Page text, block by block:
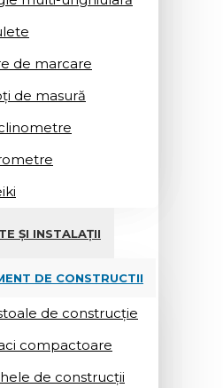
de marcare
de masură
ȘI INSTALAȚII
DE CONSTRUCTII
de construcție
compactoare
de construcții